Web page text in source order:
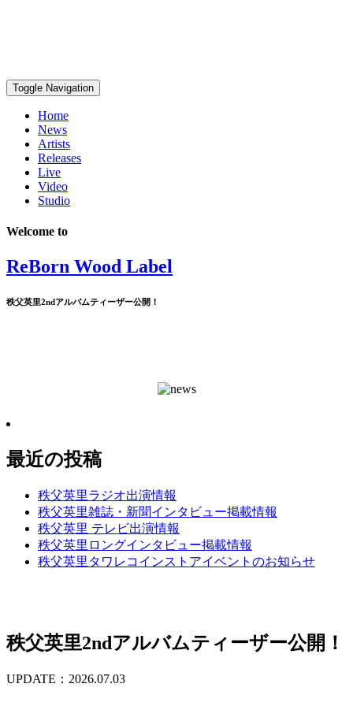
Toggle Navigation
Home
News
Artists
Releases
Live
Video
Studio
Welcome to
ReBorn Wood Label
秩父英里2ndアルバムティーザー公開！
最近の投稿
秩父英里ラジオ出演情報
秩父英里雑誌・新聞インタビュー掲載情報
秩父英里 テレビ出演情報
秩父英里ロングインタビュー掲載情報
秩父英里タワレコインストアイベントのお知らせ
秩父英里2ndアルバムティーザー公開！
UPDATE：2026.07.03